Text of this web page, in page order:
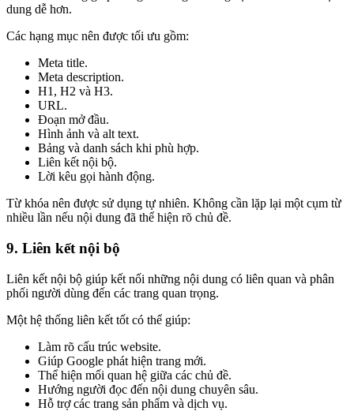
dung dễ hơn.
Các hạng mục nên được tối ưu gồm:
Meta title.
Meta description.
H1, H2 và H3.
URL.
Đoạn mở đầu.
Hình ảnh và alt text.
Bảng và danh sách khi phù hợp.
Liên kết nội bộ.
Lời kêu gọi hành động.
Từ khóa nên được sử dụng tự nhiên. Không cần lặp lại một cụm từ
nhiều lần nếu nội dung đã thể hiện rõ chủ đề.
9. Liên kết nội bộ
Liên kết nội bộ giúp kết nối những nội dung có liên quan và phân
phối người dùng đến các trang quan trọng.
Một hệ thống liên kết tốt có thể giúp:
Làm rõ cấu trúc website.
Giúp Google phát hiện trang mới.
Thể hiện mối quan hệ giữa các chủ đề.
Hướng người đọc đến nội dung chuyên sâu.
Hỗ trợ các trang sản phẩm và dịch vụ.